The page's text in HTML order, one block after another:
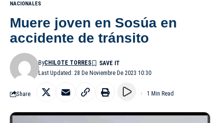
NACIONALES
Muere joven en Sosúa en
accidente de tránsito
Last Updated: 28 De Noviembre De 2023 10:30
ByCHILOTE TORRES
Share 1 Min Read